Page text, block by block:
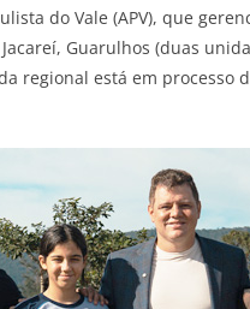
do Vale (APV), que
Guarulhos (duas
regional está em processo